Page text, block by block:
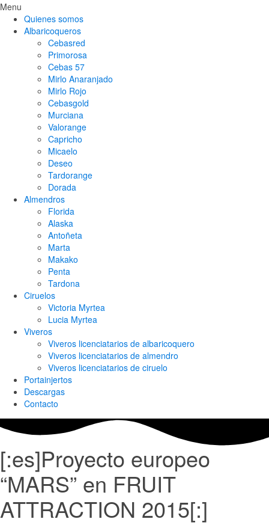
Menu
Quienes somos
Albaricoqueros
Cebasred
Primorosa
Cebas 57
Mirlo Anaranjado
Mirlo Rojo
Cebasgold
Murciana
Valorange
Capricho
Micaelo
Deseo
Tardorange
Dorada
Almendros
Florida
Alaska
Antoñeta
Marta
Makako
Penta
Tardona
Ciruelos
Victoria Myrtea
Lucia Myrtea
Viveros
Viveros licenciatarios de albaricoquero​
Viveros licenciatarios de almendro​
Viveros licenciatarios de ciruelo
Portainjertos
Descargas
Contacto
[:es]Proyecto europeo
“MARS” en FRUIT
ATTRACTION 2015[:]